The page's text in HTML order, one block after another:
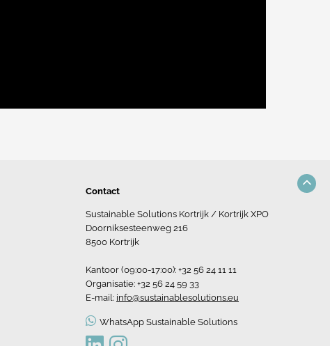
Contact
Sustainable Solutions Kortrijk / Kortrijk XPO
Doorniksesteenweg 216
8500 Kortrijk
Kantoor (09:00-17:00): +32 56 24 11 11
Organisatie: +32 56 24 59 33
E-mail: info@sustainablesolutions.eu
WhatsApp Sustainable Solutions